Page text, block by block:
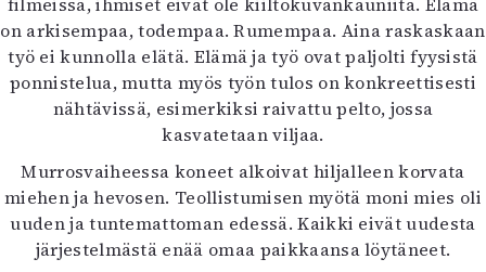
on arkisempaa, todempaa. Rumempaa. Aina raskaskaan
työ ei kunnolla elätä. Elämä ja työ ovat paljolti fyysistä
ponnistelua, mutta myös työn tulos on konkreettisesti
nähtävissä, esimerkiksi raivattu pelto, jossa
kasvatetaan viljaa.
Murrosvaiheessa koneet alkoivat hiljalleen korvata
miehen ja hevosen. Teollistumisen myötä moni mies oli
uuden ja tuntemattoman edessä. Kaikki eivät uudesta
järjestelmästä enää omaa paikkaansa löytäneet.